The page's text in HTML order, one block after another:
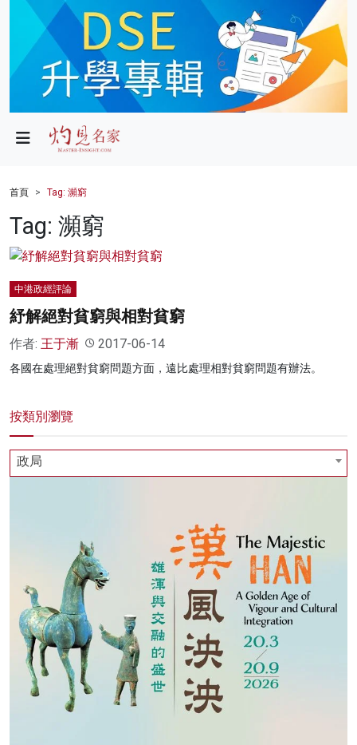
政局
財經
健康
商業
科技
影片
灼見活動
關於我們
首頁 Tag: 瀕窮
Tag: 瀕窮
中港政經評論
紓解絕對貧窮與相對貧窮
作者: 王于漸 2017-06-14
各國在處理絕對貧窮問題方面，遠比處理相對貧窮問題有辦法。
按類別瀏覽
政局